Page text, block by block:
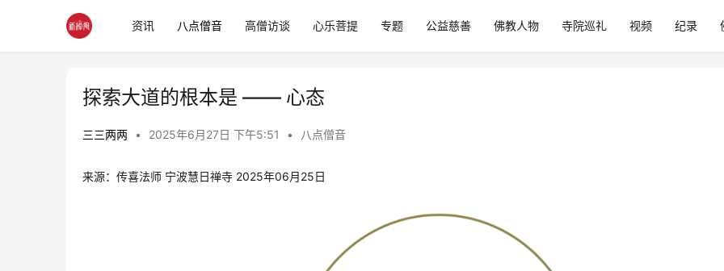
资讯 八点僧音 高僧访谈 心乐菩提 专题 公益慈善 佛教人物 寺院巡礼 视频 纪录
探索大道的根本是 —— 心态
三三两两 • 2025年6月27日 下午5:51 • 八点僧音
来源：传喜法师 宁波慧日禅寺 2025年06月25日